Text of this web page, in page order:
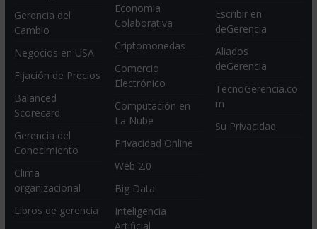
Gerencia del
Cambio
Negocios en USA
Fijación de Precios
Balanced
Scorecard
Gerencia del
Conocimiento
Clima
organizacional
Libros de gerencia
Economia
Colaborativa
Criptomonedas
Comercio
Electrónico
Computación en
La Nube
Privacidad Online
Web 2.0
Big Data
Inteligencia
Artificial
Escribir en
deGerencia
Aliados
deGerencia
TecnoGerencia.co
m
Su Privacidad